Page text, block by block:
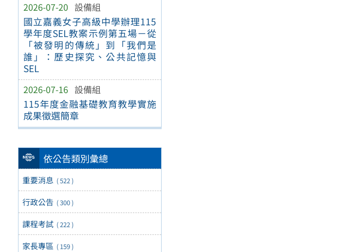
2026-07-20 設備組
國立嘉義女子高級中學辦理115
學年度SEL教案示例第五場－從
「被發明的傳統」到「我們是
誰」：歷史探究、公共記憶與
SEL
2026-07-16 設備組
115年度金融基礎教育教學實施
成果徵選簡章
依公告類別彙總
重要消息 ( 522 )
行政公告 ( 300 )
課程考試 ( 222 )
家長專區 ( 159 )